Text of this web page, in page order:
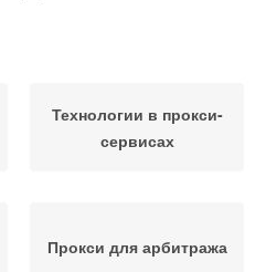
Технологии в прокси-
сервисах
Прокси для арбитража